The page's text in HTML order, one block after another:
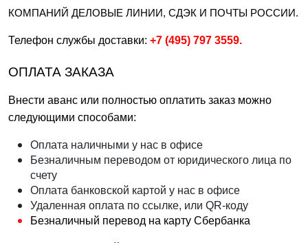
КОМПАНИЙ ДЕЛОВЫЕ ЛИНИИ, СДЭК И ПОЧТЫ РОССИИ.
Телефон службы доставки: +7 (495) 797 3559.
ОПЛАТА ЗАКАЗА
Внести аванс или полностью оплатить заказ можно
следующими способами:
Оплата наличными у нас в офисе
Безналичным переводом от юридического лица по
счету
Оплата банковской картой у нас в офисе
Удаленная оплата по ссылке, или QR-коду
Безналичный перевод на карту Сбербанка